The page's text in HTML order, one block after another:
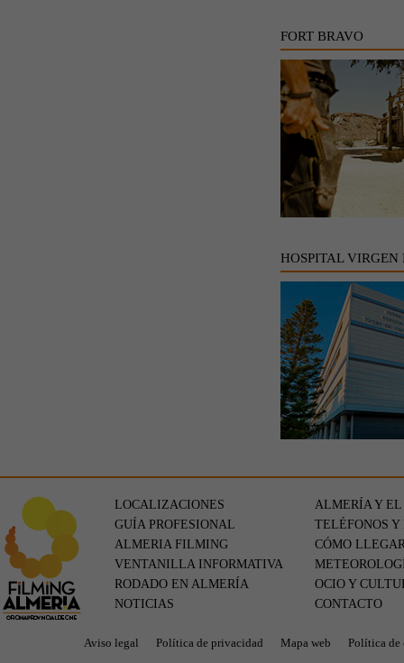
FORT BRAVO
HOSPITAL VIRGEN
LOCALIZACIONES
GUÍA PROFESIONAL
ALMERIA FILMING
VENTANILLA INFORMATIVA
RODADO EN ALMERÍA
NOTICIAS
ALMERÍA Y EL
TELÉFONOS Y
CÓMO
OCIO Y
CONTACTO
Aviso legal Política de privacidad Mapa web Política de